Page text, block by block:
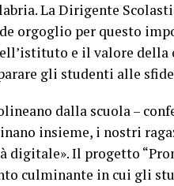
La Dirigente
orgoglio per questo
e il valore
gli studenti alle
dalla scuola –
insieme, i nostri
digitale». Il progetto
culminante in cui gli